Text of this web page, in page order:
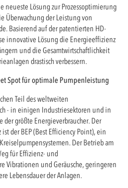
neueste Lösung zur Prozessoptimierung
Überwachung der Leistung von
Basierend auf der patentierten HD-
innovative Lösung die Energieeffizienz
und die Gesamtwirtschaftlichkeit
drastisch verbessern.
Spot für optimale Pumpenleistung
Teil des weltweiten
- in einigen Industriesektoren und in
größte Energieverbraucher. Der
der BEP (Best Efficiency Point), ein
Der Betrieb am
für Effizienz- und
Vibrationen und Geräusche, geringeren
Lebensdauer der Anlagen.